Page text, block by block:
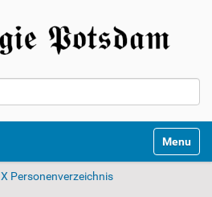
Toggle
X Personenverzeichnis